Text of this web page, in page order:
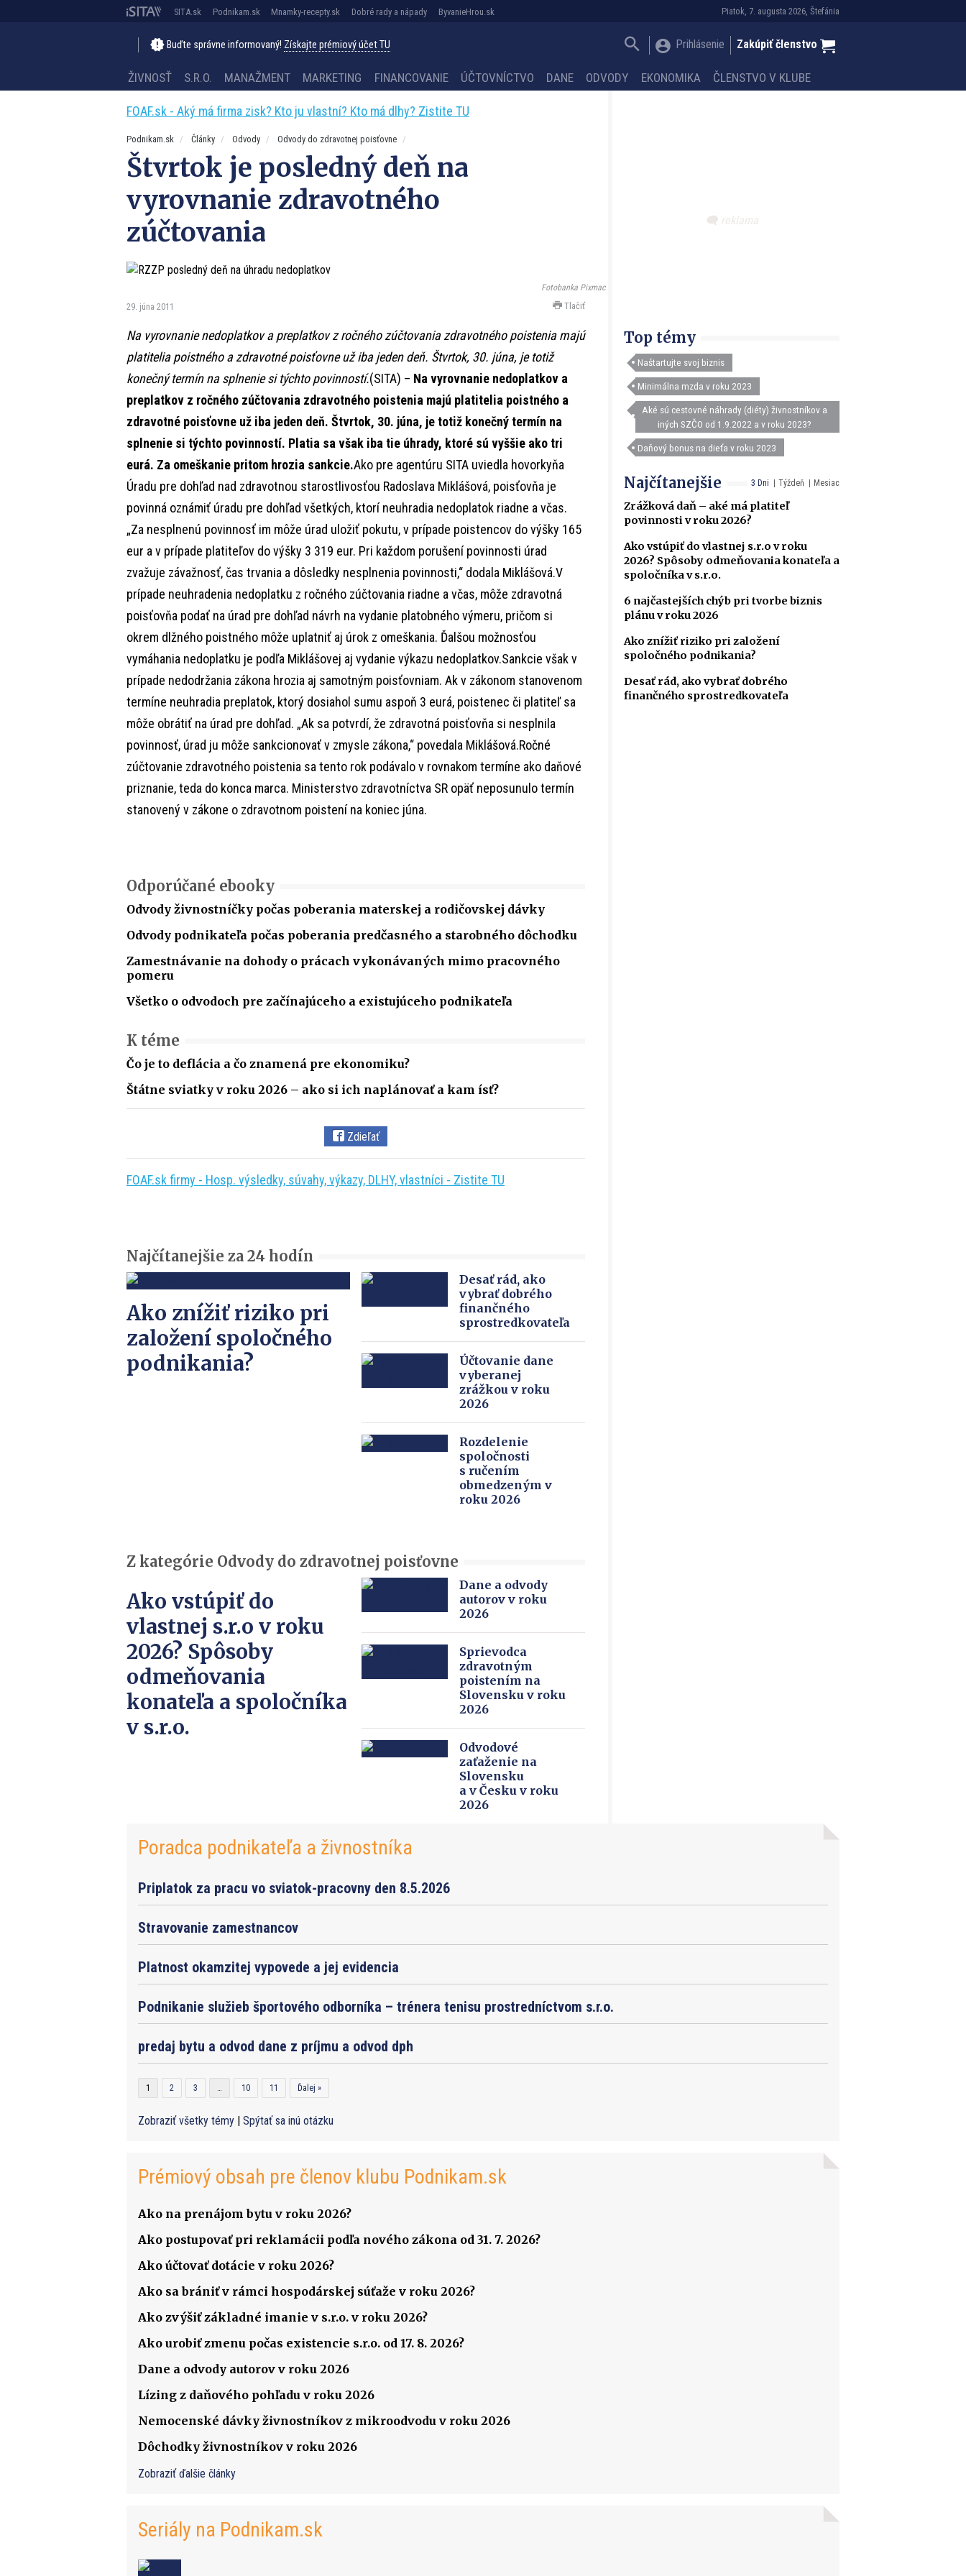
Piatok, 7. augusta 2026, Štefánia
SITA.sk Podnikam.sk Mnamky-recepty.sk Dobré rady a nápady ByvanieHrou.sk
Buďte správne informovaný! Získajte prémiový účet TU Prihlásenie Zakúpiť členstvo
ŽIVNOSŤ S.R.O. MANAŽMENT MARKETING FINANCOVANIE ÚČTOVNÍCTVO DANE ODVODY EKONOMIKA ČLENSTVO V KLUBE
FOAF.sk - Aký má firma zisk? Kto ju vlastní? Kto má dlhy? Zistite TU
Podnikam.sk Články Odvody Odvody do zdravotnej poisťovne
Štvrtok je posledný deň na
vyrovnanie zdravotného
zúčtovania
Fotobanka Pixmac
29. júna 2011 Tlačiť
Na vyrovnanie nedoplatkov a preplatkov z ročného zúčtovania zdravotného poistenia majú
platitelia poistného a zdravotné poisťovne už iba jeden deň. Štvrtok, 30. júna, je totiž
konečný termín na splnenie si týchto povinností.(SITA) – Na vyrovnanie nedoplatkov a
preplatkov z ročného zúčtovania zdravotného poistenia majú platitelia poistného a
zdravotné poisťovne už iba jeden deň. Štvrtok, 30. júna, je totiž konečný termín na
splnenie si týchto povinností. Platia sa však iba tie úhrady, ktoré sú vyššie ako tri
eurá. Za omeškanie pritom hrozia sankcie.Ako pre agentúru SITA uviedla hovorkyňa
Úradu pre dohľad nad zdravotnou starostlivosťou Radoslava Miklášová, poisťovňa je
povinná oznámiť úradu pre dohľad všetkých, ktorí neuhradia nedoplatok riadne a včas.
„Za nesplnenú povinnosť im môže úrad uložiť pokutu, v prípade poistencov do výšky 165
eur a v prípade platiteľov do výšky 3 319 eur. Pri každom porušení povinnosti úrad
zvažuje závažnosť, čas trvania a dôsledky nesplnenia povinnosti,“ dodala Miklášová.V
prípade neuhradenia nedoplatku z ročného zúčtovania riadne a včas, môže zdravotná
poisťovňa podať na úrad pre dohľad návrh na vydanie platobného výmeru, pričom si
okrem dlžného poistného môže uplatniť aj úrok z omeškania. Ďalšou možnosťou
vymáhania nedoplatku je podľa Miklášovej aj vydanie výkazu nedoplatkov.Sankcie však v
prípade nedodržania zákona hrozia aj samotným poisťovniam. Ak v zákonom stanovenom
termíne neuhradia preplatok, ktorý dosiahol sumu aspoň 3 eurá, poistenec či platiteľ sa
môže obrátiť na úrad pre dohľad. „Ak sa potvrdí, že zdravotná poisťovňa si nesplnila
povinnosť, úrad ju môže sankcionovať v zmysle zákona,“ povedala Miklášová.Ročné
zúčtovanie zdravotného poistenia sa tento rok podávalo v rovnakom termíne ako daňové
priznanie, teda do konca marca. Ministerstvo zdravotníctva SR opäť neposunulo termín
stanovený v zákone o zdravotnom poistení na koniec júna.
Odporúčané ebooky
Odvody živnostníčky počas poberania materskej a rodičovskej dávky
Odvody podnikateľa počas poberania predčasného a starobného dôchodku
Zamestnávanie na dohody o prácach vykonávaných mimo pracovného
pomeru
Všetko o odvodoch pre začínajúceho a existujúceho podnikateľa
K téme
Čo je to deflácia a čo znamená pre ekonomiku?
Štátne sviatky v roku 2026 – ako si ich naplánovať a kam ísť?
Zdieľať
FOAF.sk firmy - Hosp. výsledky, súvahy, výkazy, DLHY, vlastníci - Zistite TU
Top témy
Naštartujte svoj biznis
Minimálna mzda v roku 2023
Aké sú cestovné náhrady (diéty) živnostníkov a
iných SZČO od 1.9.2022 a v roku 2023?
Daňový bonus na dieťa v roku 2023
3 Dni Týždeň Mesiac
Najčítanejšie
Zrážková daň – aké má platiteľ
povinnosti v roku 2026?
Ako vstúpiť do vlastnej s.r.o v roku
2026? Spôsoby odmeňovania konateľa a
spoločníka v s.r.o.
6 najčastejších chýb pri tvorbe biznis
plánu v roku 2026
Ako znížiť riziko pri založení
spoločného podnikania?
Desať rád, ako vybrať dobrého
finančného sprostredkovateľa
Najčítanejšie za 24 hodín
Ako znížiť riziko pri
založení spoločného
podnikania?
Desať rád, ako
vybrať dobrého
finančného
sprostredkovateľa
Účtovanie dane
vyberanej
zrážkou v roku
2026
Rozdelenie
spoločnosti
s ručením
obmedzeným v
roku 2026
Z kategórie Odvody do zdravotnej poisťovne
Ako vstúpiť do
vlastnej s.r.o v roku
2026? Spôsoby
odmeňovania
konateľa a spoločníka
v s.r.o.
Dane a odvody
autorov v roku
2026
Sprievodca
zdravotným
poistením na
Slovensku v roku
2026
Odvodové
zaťaženie na
Slovensku
a v Česku v roku
2026
Poradca podnikateľa a živnostníka
Priplatok za pracu vo sviatok-pracovny den 8.5.2026
Stravovanie zamestnancov
Platnost okamzitej vypovede a jej evidencia
Podnikanie služieb športového odborníka – trénera tenisu prostredníctvom s.r.o.
predaj bytu a odvod dane z príjmu a odvod dph
1 2 3 10 11 Ďalej »
Zobraziť všetky témy | Spýtať sa inú otázku
Prémiový obsah pre členov klubu Podnikam.sk
Ako na prenájom bytu v roku 2026?
Ako postupovať pri reklamácii podľa nového zákona od 31. 7. 2026?
Ako účtovať dotácie v roku 2026?
Ako sa brániť v rámci hospodárskej súťaže v roku 2026?
Ako zvýšiť základné imanie v s.r.o. v roku 2026?
Ako urobiť zmenu počas existencie s.r.o. od 17. 8. 2026?
Dane a odvody autorov v roku 2026
Lízing z daňového pohľadu v roku 2026
Nemocenské dávky živnostníkov z mikroodvodu v roku 2026
Dôchodky živnostníkov v roku 2026
Zobraziť ďalšie články
Seriály na Podnikam.sk